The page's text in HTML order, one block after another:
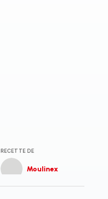
RECETTE DE
Moulinex